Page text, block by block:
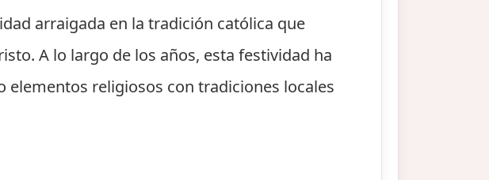
arraigada en la tradición católica que
A lo largo de los años, esta festividad ha
religiosos con tradiciones locales